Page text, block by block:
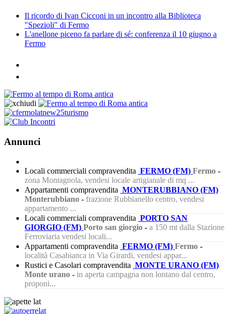
Il ricordo di Ivan Cicconi in un incontro alla Biblioteca
"Spezioli" di Fermo
L'anellone piceno fa parlare di sé: conferenza il 10 giugno a
Fermo
Annunci
Locali commerciali compravendita FERMO (FM) Fermo -
zona Montagnola, vendesi locale artigianale di mq ...
Appartamenti compravendita MONTERUBBIANO (FM)
Monterubbiano - frazione Rubbianello centro, vendesi
appartamento ...
Locali commerciali compravendita PORTO SAN
GIORGIO (FM) Porto san giorgio - a 150 mt dalla Stazione
Ferroviaria vendesi locali...
Appartamenti compravendita FERMO (FM) Fermo -
località Casabianca in Via Girardi, vendesi appar...
Rustici e Casolari compravendita MONTE URANO (FM)
Monte urano - in aperta campagna non lontano dal centro,
proponi...